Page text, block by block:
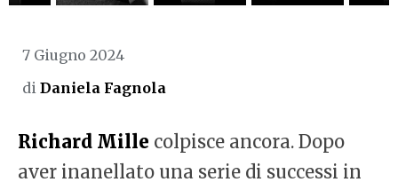
7 Giugno 2024
di Daniela Fagnola
Richard Mille colpisce ancora. Dopo
aver inanellato una serie di successi in